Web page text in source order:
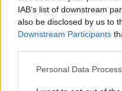
IAB’s list of downstream
also be disclosed by us to
Downstream Participants
Personal Data
rodyti, kad aritmija
širdies ar kitų
išprovokuoja